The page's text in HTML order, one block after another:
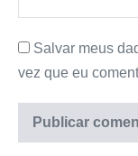
Salvar meus
vez que eu